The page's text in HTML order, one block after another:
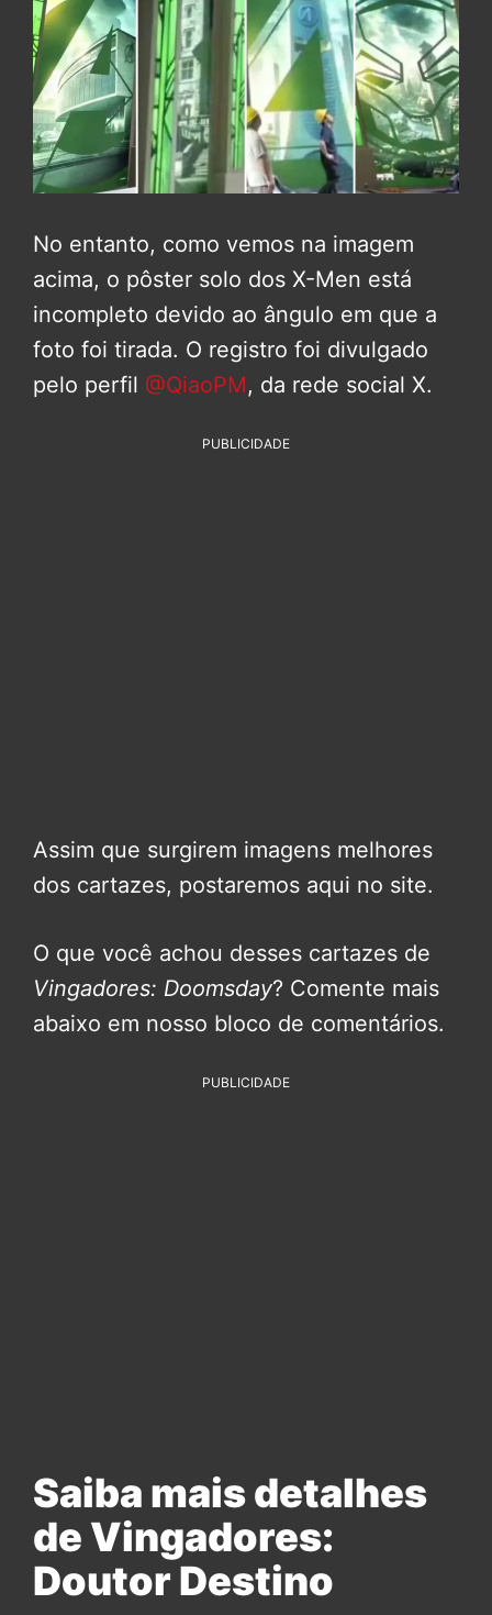
No entanto, como vemos na imagem
acima, o pôster solo dos X-Men está
incompleto devido ao ângulo em que a
foto foi tirada. O registro foi divulgado
pelo perfil @QiaoPM, da rede social X.
PUBLICIDADE
Assim que surgirem imagens melhores
dos cartazes, postaremos aqui no site.
O que você achou desses cartazes de
Vingadores: Doomsday? Comente mais
abaixo em nosso bloco de comentários.
PUBLICIDADE
Saiba mais detalhes
de Vingadores:
Doutor Destino